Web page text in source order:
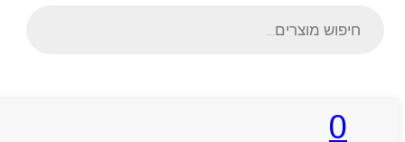
0
search
ראשי